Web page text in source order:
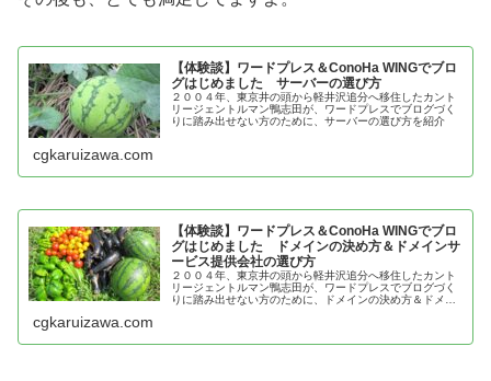
【体験談】ワードプレス＆ConoHa WINGでブロ
グはじめました サーバーの選び方
２００４年、東京井の頭から軽井沢追分へ移住したカント
リージェントルマン鴨志田が、ワードプレスでブログづく
りに踏み出せない方のために、サーバーの選び方を紹介
cgkaruizawa.com
【体験談】ワードプレス＆ConoHa WINGでブロ
グはじめました ドメインの決め方＆ドメインサ
ービス提供会社の選び方
２００４年、東京井の頭から軽井沢追分へ移住したカント
リージェントルマン鴨志田が、ワードプレスでブログづく
りに踏み出せない方のために、ドメインの決め方＆ドメイ
cgkaruizawa.com